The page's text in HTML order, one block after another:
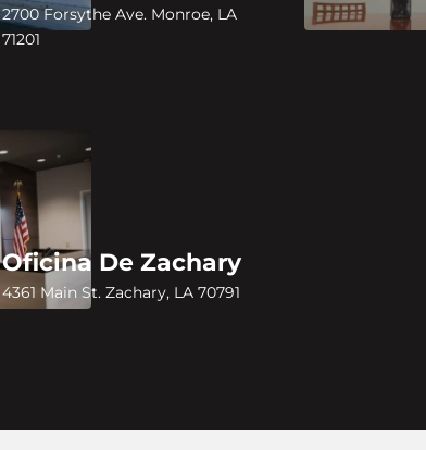
2700 Forsythe Ave. Monroe, LA
71201
Oficina De Zachary
4361 Main St. Zachary, LA 70791